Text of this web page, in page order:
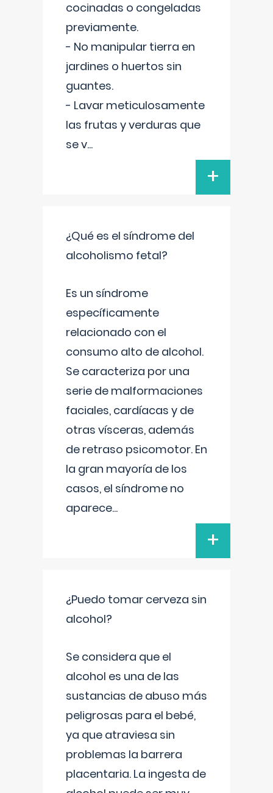
cocinadas o congeladas
previamente.
- No manipular tierra en
jardines o huertos sin
guantes.
- Lavar meticulosamente
las frutas y verduras que
se v...
+
¿Qué es el síndrome del
alcoholismo fetal?
Es un síndrome
específicamente
relacionado con el
consumo alto de alcohol.
Se caracteriza por una
serie de malformaciones
faciales, cardíacas y de
otras vísceras, además
de retraso psicomotor. En
la gran mayoría de los
casos, el síndrome no
aparece...
+
¿Puedo tomar cerveza sin
alcohol?
Se considera que el
alcohol es una de las
sustancias de abuso más
peligrosas para el bebé,
ya que atraviesa sin
problemas la barrera
placentaria. La ingesta de